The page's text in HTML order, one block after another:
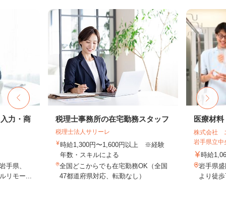
力・商
手県、
リモー...
税理士事務所の在宅勤務スタッフ
税理士法人サリーレ
時給1,300円〜1,600円以上 ※経験
年数・スキルによる
全国どこからでも在宅勤務OK（全国
47都道府県対応、転勤なし）
医療材
株式会社
岩手県立中
時給
岩手県
より徒